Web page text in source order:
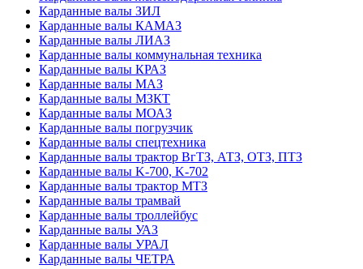
Карданные валы ЗИЛ
Карданные валы КАМАЗ
Карданные валы ЛИАЗ
Карданные валы коммунальная техника
Карданные валы КРАЗ
Карданные валы МАЗ
Карданные валы МЗКТ
Карданные валы МОАЗ
Карданные валы погрузчик
Карданные валы спецтехника
Карданные валы трактор ВгТЗ, АТЗ, ОТЗ, ПТЗ
Карданные валы K-700, K-702
Карданные валы трактор МТЗ
Карданные валы трамвай
Карданные валы троллейбус
Карданные валы УАЗ
Карданные валы УРАЛ
Карданные валы ЧЕТРА